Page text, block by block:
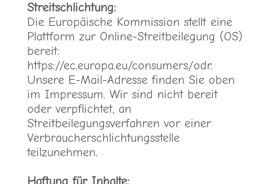
Streitschlichtung:
Die Europäische Kommission stellt eine
Plattform zur Online-Streitbeilegung (OS)
bereit:
https://ec.europa.eu/consumers/odr.
Unsere E-Mail-Adresse finden Sie oben
im Impressum. Wir sind nicht bereit
oder verpflichtet, an
Streitbeilegungsverfahren vor einer
Verbraucherschlichtungsstelle
teilzunehmen.